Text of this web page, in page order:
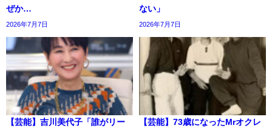
ぜか…
2026年7月7日
ない」
2026年7月7日
【芸能】吉川美代子「誰がリー
【芸能】73歳になったMrオクレ